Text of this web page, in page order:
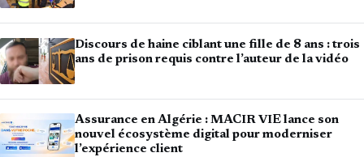
Discours de haine ciblant une fille de 8 ans : trois
ans de prison requis contre l’auteur de la vidéo
Assurance en Algérie : MACIR VIE lance son
nouvel écosystème digital pour moderniser
l’expérience client